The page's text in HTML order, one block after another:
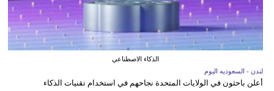
الذكاء الاصطناعي
لندن - السعوديه اليوم
أعلن باحثون في الولايات المتحدة نجاحهم في استخدام تقنيات الذكاء